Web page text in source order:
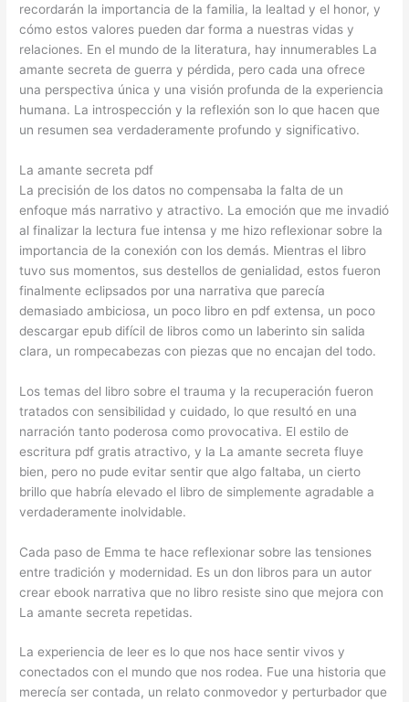
recordarán la importancia de la familia, la lealtad y el honor, y
cómo estos valores pueden dar forma a nuestras vidas y
relaciones. En el mundo de la literatura, hay innumerables La
amante secreta de guerra y pérdida, pero cada una ofrece
una perspectiva única y una visión profunda de la experiencia
humana. La introspección y la reflexión son lo que hacen que
un resumen sea verdaderamente profundo y significativo.
La amante secreta pdf
La precisión de los datos no compensaba la falta de un
enfoque más narrativo y atractivo. La emoción que me invadió
al finalizar la lectura fue intensa y me hizo reflexionar sobre la
importancia de la conexión con los demás. Mientras el libro
tuvo sus momentos, sus destellos de genialidad, estos fueron
finalmente eclipsados por una narrativa que parecía
demasiado ambiciosa, un poco libro en pdf extensa, un poco
descargar epub difícil de libros como un laberinto sin salida
clara, un rompecabezas con piezas que no encajan del todo.
Los temas del libro sobre el trauma y la recuperación fueron
tratados con sensibilidad y cuidado, lo que resultó en una
narración tanto poderosa como provocativa. El estilo de
escritura pdf gratis atractivo, y la La amante secreta fluye
bien, pero no pude evitar sentir que algo faltaba, un cierto
brillo que habría elevado el libro de simplemente agradable a
verdaderamente inolvidable.
Cada paso de Emma te hace reflexionar sobre las tensiones
entre tradición y modernidad. Es un don libros para un autor
crear ebook narrativa que no libro resiste sino que mejora con
La amante secreta repetidas.
La experiencia de leer es lo que nos hace sentir vivos y
conectados con el mundo que nos rodea. Fue una historia que
merecía ser contada, un relato conmovedor y perturbador que